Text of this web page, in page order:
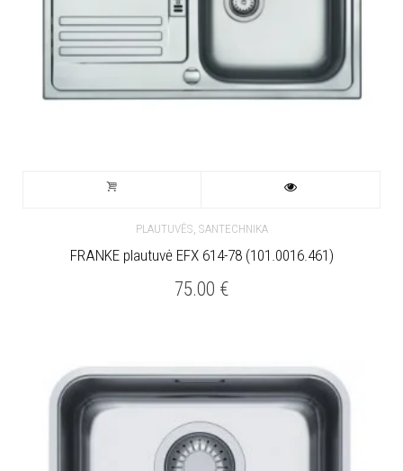
PLAUTUVĖS, SANTECHNIKA
FRANKE plautuvė EFX 614-78 (101.0016.461)
75.00 €